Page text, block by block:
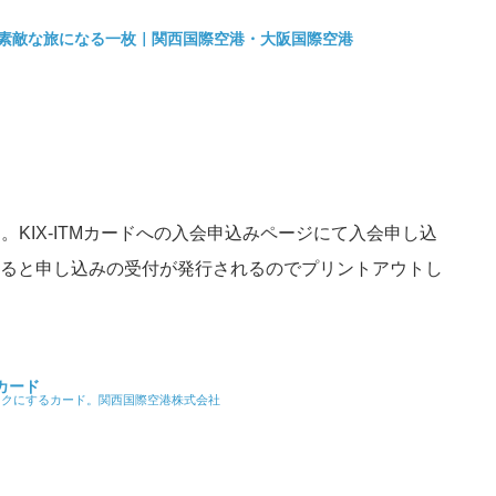
敵な旅になる一枚｜関西国際空港・大阪国際空港
KIX-ITMカードへの入会申込みページにて入会申し込
と申し込みの受付が発行されるのでプリントアウトし
ード
にするカード。関西国際空港株式会社